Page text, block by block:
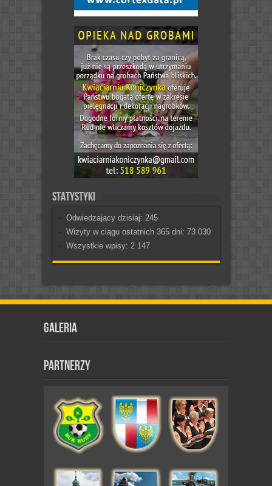
Statystyki
Odwiedzający dzisiaj: 245
Wizyty w ciągu ostatnich 365 dni: 73 030
Wszystkie wpisy: 2 147
Galeria
Partnerzy